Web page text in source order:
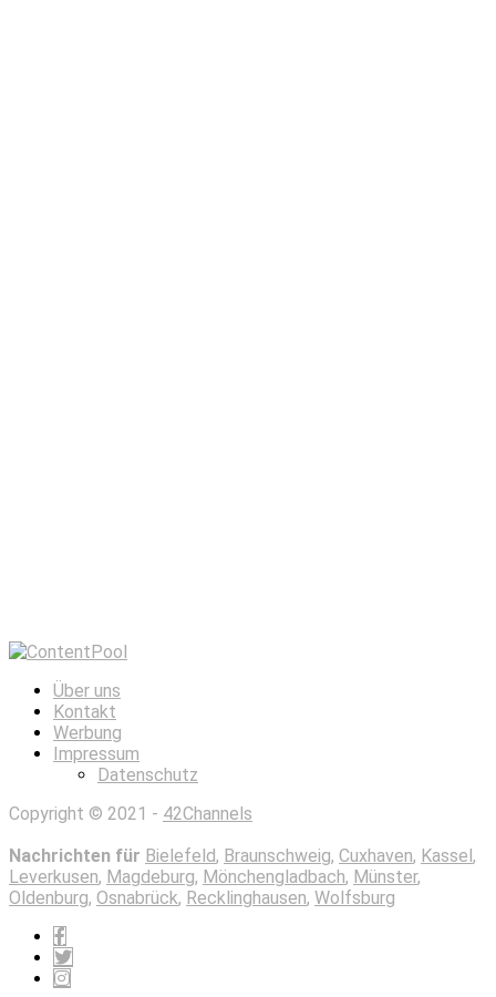
Über uns
Kontakt
Werbung
Impressum
Datenschutz
Copyright © 2021 - 42Channels
Nachrichten für Bielefeld, Braunschweig, Cuxhaven, Kassel,
Leverkusen, Magdeburg, Mönchengladbach, Münster,
Oldenburg, Osnabrück, Recklinghausen, Wolfsburg